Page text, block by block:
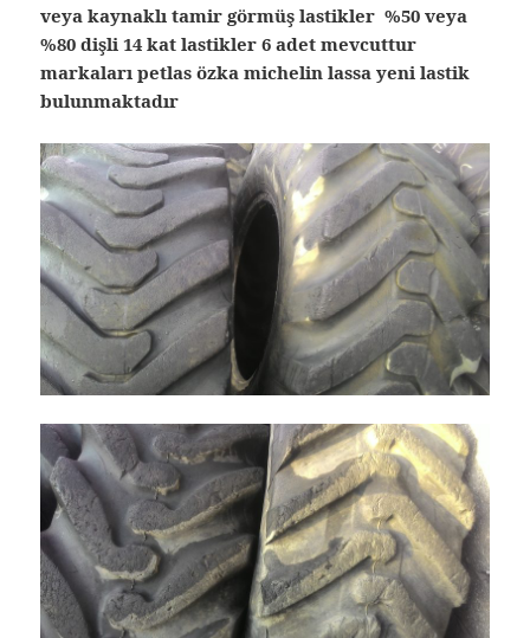
veya kaynaklı tamir görmüş lastikler %50 veya
%80 dişli 14 kat lastikler 6 adet mevcuttur
markaları petlas özka michelin lassa yeni lastik
bulunmaktadır